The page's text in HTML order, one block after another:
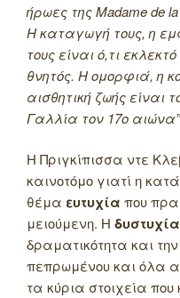
ήρωες της Madame de
Η καταγωγή τους, η
τους είναι ό,τι
θνητός. Η ομορφιά, η
αισθητική ζωής είναι
Γαλλία τον 17ο
Η Πριγκίπισσα ντε
καινοτόμο γιατί η
θέμα ευτυχία που
μειούμενη. Η δυστυχία
δραματικότητα και
πεπρωμένου και όλα
τα κύρια στοιχεία